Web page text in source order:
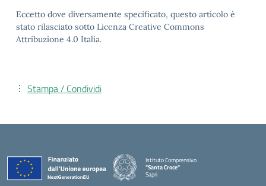
Eccetto dove diversamente specificato, questo articolo è
stato rilasciato sotto Licenza Creative Commons
Attribuzione 4.0 Italia.
Stampa / Condividi
Istituto Comprensivo
"Santa Croce"
Sapri
— Visita la pagina iniziale della scuola